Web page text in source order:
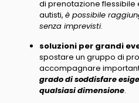
di prenotazione flessibile
autisti, è possibile
senza imprevisti.
soluzioni per grandi
spostare un gruppo di
accompagnare
grado di soddisfare
qualsiasi dimensione.